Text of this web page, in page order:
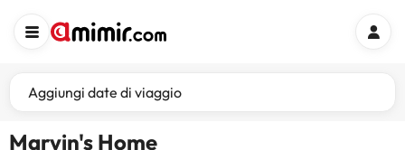
Aggiungi date di viaggio
Marvin's Home